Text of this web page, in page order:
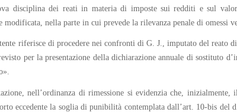
disciplina dei reati in materia di imposte sui redditi e sul
modificata, nella parte in cui prevede la rilevanza penale di omessi
riferisce di procedere nei confronti di G. J., imputato del reato
per la presentazione della dichiarazione annuale di sostituto
nell’ordinanza di rimessione si evidenzia che,
eccedente la soglia di punibilità contemplata dall’art. 10-bis del